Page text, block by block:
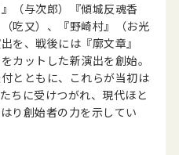
（与次郎）『傾城反魂香
吃又）、『野崎村』（お光
を、戦後には『廓文章』
カットした新演出を創始。
とともに、これらが当初は
ちに受けつがれ、現代ほと
り創始者の力を示してい